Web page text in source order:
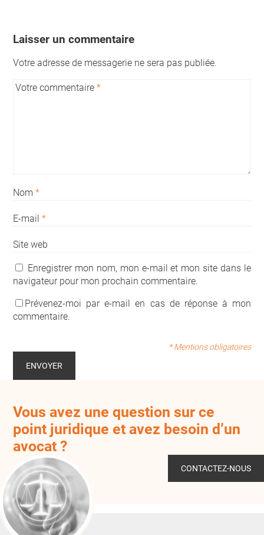
Laisser un commentaire
Votre adresse de messagerie ne sera pas publiée.
Votre commentaire *
Nom *
E-mail *
Site web
Enregistrer mon nom, mon e-mail et mon site dans le
navigateur pour mon prochain commentaire.
Prévenez-moi par e-mail en cas de réponse à mon
commentaire.
* Mentions obligatoires
Vous avez une question sur ce
point juridique et avez besoin d’un
avocat ?
CONTACTEZ-NOUS